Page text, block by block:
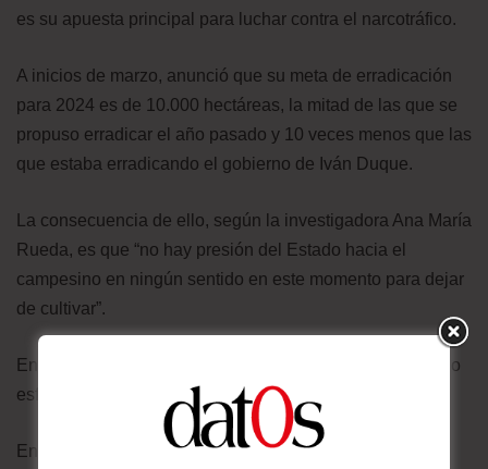
es su apuesta principal para luchar contra el narcotráfico.
A inicios de marzo, anunció que su meta de erradicación
para 2024 es de 10.000 hectáreas, la mitad de las que se
propuso erradicar el año pasado y 10 veces menos que las
que estaba erradicando el gobierno de Iván Duque.
La consecuencia de ello, según la investigadora Ana María
Rueda, es que “no hay presión del Estado hacia el
campesino en ningún sentido en este momento para dejar
de cultivar”.
En cambio, el gobierno colombiano dice que ha enfocado
esfuerzos en incautar más cocaína.
En 2023, el primer año completo de Petro, se incautaron